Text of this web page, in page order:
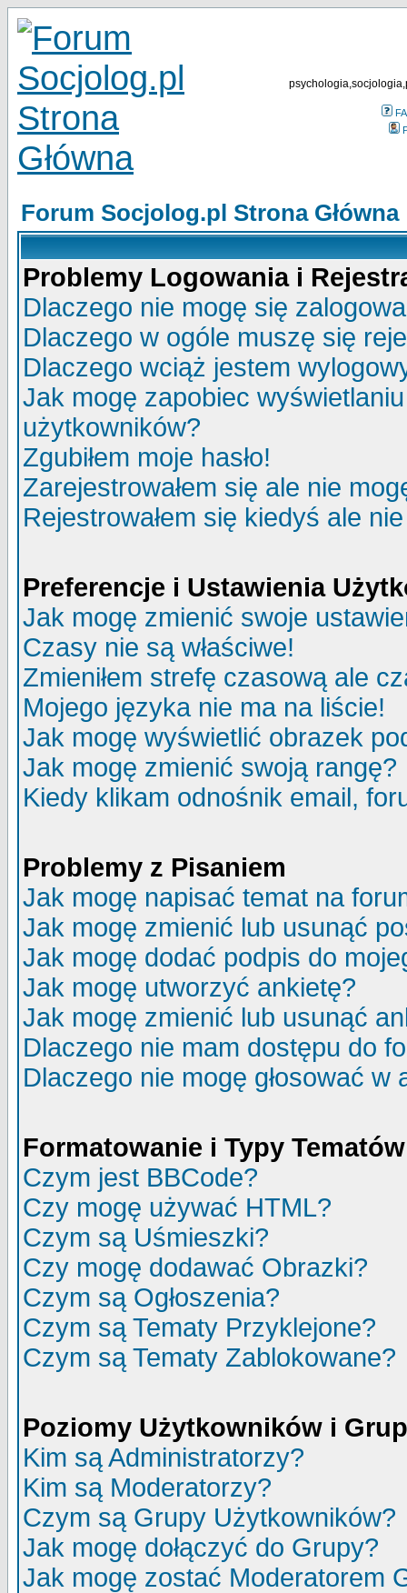
Forum Socjolog.pl Strona Główna
Problemy Logowania i
Dlaczego nie mogę się
Dlaczego w ogóle muszę się
Dlaczego wciąż jestem
Jak mogę zapobiec
użytkowników?
Zgubiłem moje hasło!
Zarejestrowałem się ale nie
Rejestrowałem się kiedyś ale
Preferencje i Ustawienia
Jak mogę zmienić swoje
Czasy nie są właściwe!
Zmieniłem strefę czasową ale
Mojego języka nie ma na liście!
Jak mogę wyświetlić obrazek
Jak mogę zmienić swoją rangę?
Kiedy klikam odnośnik email,
Problemy z Pisaniem
Jak mogę napisać temat na
Jak mogę zmienić lub usunąć
Jak mogę dodać podpis do
Jak mogę utworzyć ankietę?
Jak mogę zmienić lub usunąć
Dlaczego nie mam dostępu do
Dlaczego nie mogę głosować w
Formatowanie i Typy Tematów
Czym jest BBCode?
Czy mogę używać HTML?
Czym są Uśmieszki?
Czy mogę dodawać Obrazki?
Czym są Ogłoszenia?
Czym są Tematy Przyklejone?
Czym są Tematy Zablokowane?
Poziomy Użytkowników i
Kim są Administratorzy?
Kim są Moderatorzy?
Czym są Grupy Użytkowników?
Jak mogę dołączyć do Grupy?
Jak mogę zostać Moderatorem